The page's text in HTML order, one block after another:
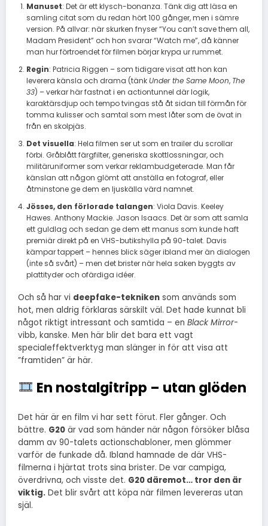
Manuset: Det är ett klysch-bonanza. Tänk dig att läsa en
samling citat som du redan hört 100 gånger, men i sämre
version. På allvar: när skurken fnyser “You can’t save them all,
Madam President” och hon svarar “Watch me”, då känner
man hur förtroendet för filmen börjar krypa ur rummet.
Regin: Patricia Riggen – som tidigare visat att hon kan
leverera känsla och drama (tänkUnder the Same Moon, The
33) – verkar här fastnat i en actiontunnel där logik,
karaktärsdjup och tempo tvingas stå åt sidan till förmån för
tomma kulisser och samtal som mest låter som de övat in
från en skolpjäs.
Det visuella: Hela filmen ser ut som en trailer du scrollar
förbi. Gråblått färgfilter, generiska skottlossningar, och
militäruniformer som verkar reklambudgeterade. Man får
känslan att någon glömt att anställa en fotograf, eller
åtminstone ge dem en ljuskälla värd namnet.
Jösses, den förlorade talangen: Viola Davis. Keeley
Hawes. Anthony Mackie. Jason Isaacs. Det är som att samla
ett guldlag och sedan ge dem ett manus som kunde haft
premiär direkt på en VHS-butikshylla på 90-talet. Davis
kämpar tappert – hennes blick säger ibland mer än dialogen
(inte så svårt) – men det brister när hela saken byggts av
plattityder och ofärdiga idéer.
Och så har vi deepfake-tekniken som används som
hot, men aldrig förklaras särskilt väl. Det hade kunnat bli
något riktigt intressant och samtida – en Black Mirror-
vibb, kanske. Men här blir det bara ett vagt
specialeffektverktyg man slänger in för att visa att
”framtiden” är här.
En nostalgitripp – utan glöden
Det här är en film vi har sett förut. Fler gånger. Och
bättre. G20 är vad som händer när någon försöker blåsa
damm av 90-talets actionschabloner, men glömmer
varför de funkade då. Ibland hamnade de där VHS-
filmerna i hjärtat trots sina brister. De var campiga,
överdrivna, och visste det. G20 däremot… tror den är
viktig. Det blir svårt att köpa när filmen levereras utan
själ.